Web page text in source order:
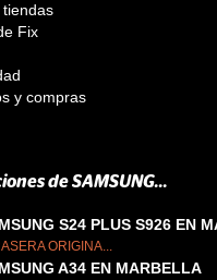
Fix
y compras
de SAMSUNG...
S24 PLUS S926 EN
ORIGINA...
A34 EN MARBELLA